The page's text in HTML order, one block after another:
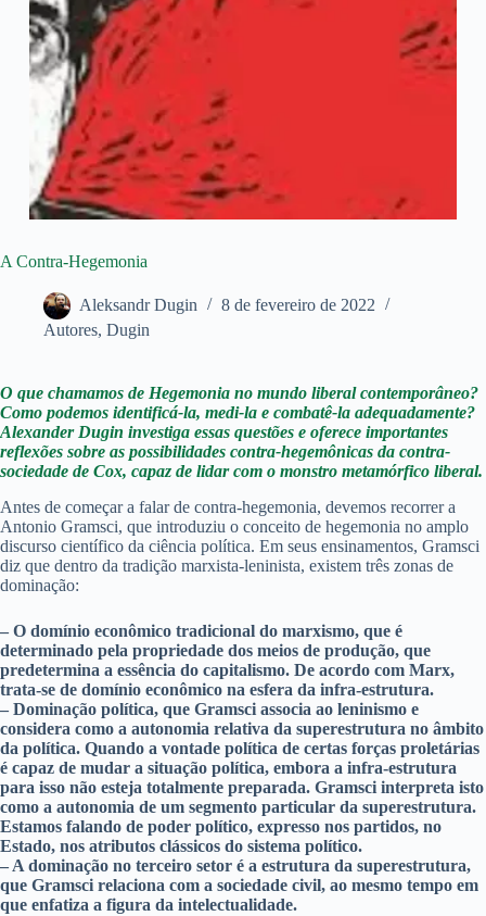
A Contra-Hegemonia
Aleksandr Dugin
8 de fevereiro de 2022
Autores, Dugin
O que chamamos de Hegemonia no mundo liberal contemporâneo?
Como podemos identificá-la, medi-la e combatê-la adequadamente?
Alexander Dugin investiga essas questões e oferece importantes
reflexões sobre as possibilidades contra-hegemônicas da contra-
sociedade de Cox, capaz de lidar com o monstro metamórfico liberal.
Antes de começar a falar de contra-hegemonia, devemos recorrer a
Antonio Gramsci, que introduziu o conceito de hegemonia no amplo
discurso científico da ciência política. Em seus ensinamentos, Gramsci
diz que dentro da tradição marxista-leninista, existem três zonas de
dominação:
– O domínio econômico tradicional do marxismo, que é
determinado pela propriedade dos meios de produção, que
predetermina a essência do capitalismo. De acordo com Marx,
trata-se de domínio econômico na esfera da infra-estrutura.
– Dominação política, que Gramsci associa ao leninismo e
considera como a autonomia relativa da superestrutura no âmbito
da política. Quando a vontade política de certas forças proletárias
é capaz de mudar a situação política, embora a infra-estrutura
para isso não esteja totalmente preparada. Gramsci interpreta isto
como a autonomia de um segmento particular da superestrutura.
Estamos falando de poder político, expresso nos partidos, no
Estado, nos atributos clássicos do sistema político.
– A dominação no terceiro setor é a estrutura da superestrutura,
que Gramsci relaciona com a sociedade civil, ao mesmo tempo em
que enfatiza a figura da intelectualidade.